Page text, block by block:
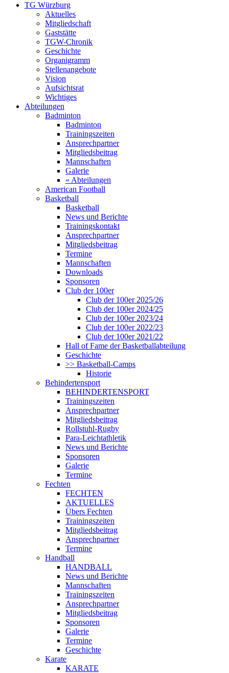
TG Würzburg
Aktuelles
Mitgliedschaft
Gaststätte
TGW-Chronik
Geschichte
Organigramm
Stellenangebote
Vision
Aufsichtsrat
Wichtiges
Abteilungen
Badminton
Badminton
Trainingszeiten
Ansprechpartner
Mitgliedsbeitrag
Mannschaften
Galerie
« Abteilungen
American Football
Basketball
Basketball
News und Berichte
Trainingskontakt
Ansprechpartner
Mitgliedsbeitrag
Termine
Mannschaften
Downloads
Sponsoren
Club der 100er
Club der 100er 2025/26
Club der 100er 2024/25
Club der 100er 2023/24
Club der 100er 2022/23
Club der 100er 2021/22
Hall of Fame der Basketballabteilung
Geschichte
>> Basketball-Camps
Historie
Behindertensport
BEHINDERTENSPORT
Trainingszeiten
Ansprechpartner
Mitgliedsbeitrag
Rollstuhl-Rugby
Para-Leichtathletik
News und Berichte
Sponsoren
Galerie
Termine
Fechten
FECHTEN
AKTUELLES
Übers Fechten
Trainingszeiten
Mitgliedsbeitrag
Ansprechpartner
Termine
Handball
HANDBALL
News und Berichte
Mannschaften
Trainingszeiten
Ansprechpartner
Mitgliedsbeitrag
Sponsoren
Galerie
Termine
Geschichte
Karate
KARATE